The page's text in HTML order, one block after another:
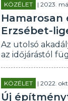
KÖZÉLET | 2023.
Hamarosan
Erzsébet-
Az utolsó
az időjárástól
KÖZÉLET | 2022.
Új